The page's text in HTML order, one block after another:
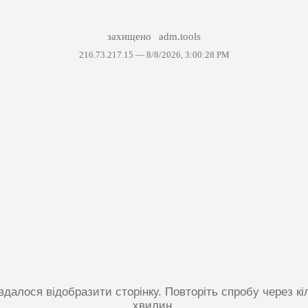
захищено adm.tools
216.73.217.15 — 8/8/2026, 3:00:28 PM
відобразити сторінку. Повторіть спробу через